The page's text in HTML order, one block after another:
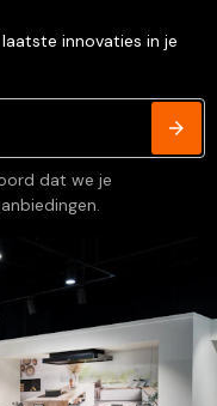
innovaties in je
dat we je